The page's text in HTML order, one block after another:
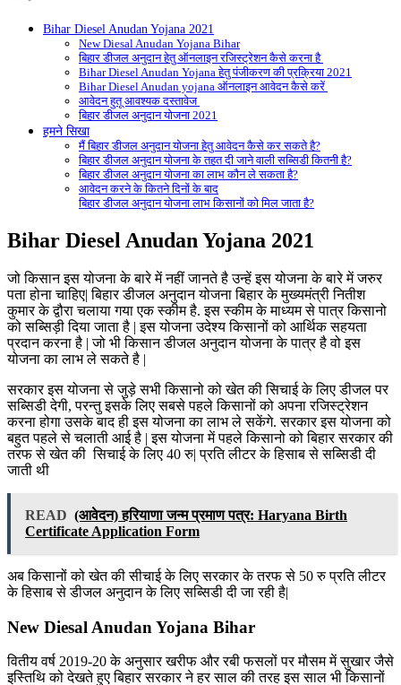
Bihar Diesel Anudan Yojana 2021
New Diesal Anudan Yojana Bihar
बिहार डीजल अनुदान हेतु ऑनलाइन रजिस्ट्रेशन कैसे करना है
Bihar Diesel Anudan Yojana हेतु पंजीकरण की प्रक्रिया 2021
Bihar Diesel Anudan yojana ऑनलाइन आवेदन कैसे करें
आवेदन हुतू आवश्यक दस्तावेज
बिहार डीजल अनुदान योजना 2021
हमने सिखा
मैं बिहार डीजल अनुदान योजना हेतु आवेदन कैसे कर सकते है?
बिहार डीजल अनुदान योजना के तहत दी जाने वाली सब्सिडी कितनी है?
बिहार डीजल अनुदान योजना का लाभ कौन ले सकता है?
आवेदन करने के कितने दिनों के बाद
बिहार डीजल अनुदान योजना लाभ किसानों को मिल जाता है?
Bihar Diesel Anudan Yojana 2021
जो किसान इस योजना के बारे में नहीं जानते है उन्हें इस योजना के बारे में जरुर
पता होना चाहिए| बिहार डीजल अनुदान योजना बिहार के मुख्यमंत्री नितीश
कुमार के द्वौरा चलाया गया एक स्कीम है. इस स्कीम के माध्यम से पात्र किसानो
को सब्सिड़ी दिया जाता है | इस योजना उदेश्य किसानों को आर्थिक सहयता
प्रदान करना है | जो भी किसान डीजल अनुदान योजना के पात्र है वो इस
योजना का लाभ ले सकते है |
सरकार इस योजना से जुड़े सभी किसानो को खेत की सिचाई के लिए डीजल पर
सब्सिडी देगी, परन्तु इसके लिए सबसे पहले किसानों को अपना रजिस्ट्रेशन
करना होगा उसके बाद ही इस योजना का लाभ ले सकेंगे. सरकार इस योजना को
बहुत पहले से चलाती आई है | इस योजना में पहले किसानो को बिहार सरकार की
तरफ से खेत की सिचाई के लिए 40 रु| प्रति लीटर के हिसाब से सब्सिडी दी
जाती थी
READ (आवेदन) हरियाणा जन्म प्रमाण पत्र: Haryana Birth
Certificate Application Form
अब किसानों को खेत की सीचाई के लिए सरकार के तरफ से 50 रु प्रति लीटर
के हिसाब से डीजल अनुदान के लिए सब्सिडी दी जा रही है|
New Diesal Anudan Yojana Bihar
वितीय वर्ष 2019-20 के अनुसार खरीफ और रबी फसलों पर मौसम में सुखार जैसे
इस्तिथि को देखते हुए बिहार सरकार ने हर साल की तरह इस साल भी किसानों